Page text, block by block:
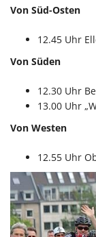
Von Süd-Osten
12.45 Uhr
Von Süden
12.30 Uhr
13.00 Uhr
Von Westen
12.55 Uhr